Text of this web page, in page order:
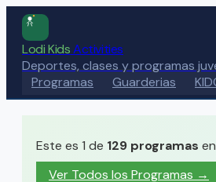
Lodi KidsActivities
Deportes, clases y programas
Programas
Guarderias
Este es 1 de 129 programas
Ver Todos los Programas →